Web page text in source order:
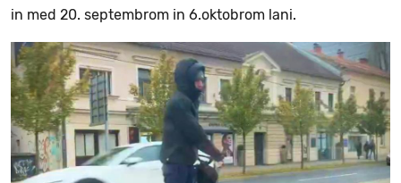
in med 20. septembrom in 6.oktobrom lani.